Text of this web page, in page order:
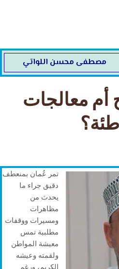
مصطفى محسن اللواتي
أم معالجات
تمر عُمان بمنعطف
دقيق جراء ما
يحدث من
مظاهرات
ومسيرات ووقفات
مطلبية تمس
معيشة المواطن
ولقمته وعيشه
الكريم، ورغم